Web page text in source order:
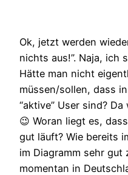
Ok, jetzt werden
nichts aus!”. Naja, ich
Hätte man nicht
müssen/sollen, dass
“aktive” User sind?
😉 Woran liegt es,
gut läuft? Wie bereits
im Diagramm sehr gut
momentan in